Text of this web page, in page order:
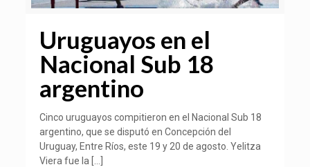
Uruguayos en el
Nacional Sub 18
argentino
Cinco uruguayos compitieron en el Nacional Sub 18
argentino, que se disputó en Concepción del
Uruguay, Entre Ríos, este 19 y 20 de agosto. Yelitza
Viera fue la